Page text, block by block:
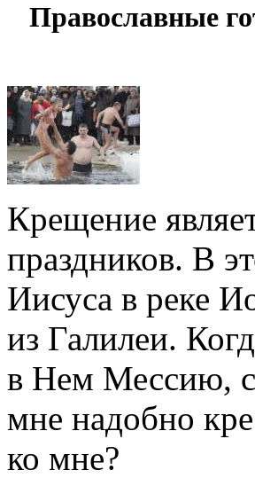
Православные
Крещение
праздников. В
Иисуса в реке
из Галилеи.
в Нем Мессию,
мне надобно
ко мне?